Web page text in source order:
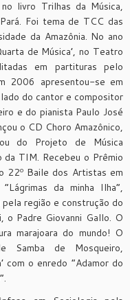
livro Trilhas da Música,
Foi tema de TCC das
da Amazônia. No ano
de Música’, no Teatro
em partituras pelo
2006 apresentou-se em
do cantor e compositor
e do pianista Paulo José
o CD Choro Amazônico,
do Projeto de Música
TIM. Recebeu o Prêmio
22º Baile dos Artistas em
da minha Ilha”,
região e construção do
o Padre Giovanni Gallo. O
marajoara do mundo! O
Samba de Mosqueiro,
com o enredo “Adamor do